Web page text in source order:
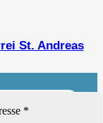
St. Andreas